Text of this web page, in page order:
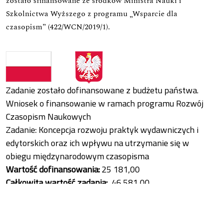
Szkolnictwa Wyższego z programu „Wsparcie dla
czasopism” (422/WCN/2019/1).
Zadanie zostało dofinansowane z budżetu państwa.
Wniosek o finansowanie w ramach programu Rozwój
Czasopism Naukowych
Zadanie: Koncepcja rozwoju praktyk wydawniczych i
edytorskich oraz ich wpływu na utrzymanie się w
obiegu międzynarodowym czasopisma
Wartość dofinansowania:25 181,00
Całkowita wartość zadania: 46 581,00